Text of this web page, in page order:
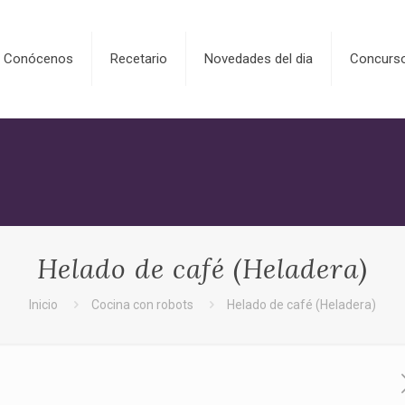
Conócenos Recetario Novedades del dia
Helado de café (Heladera)
Inicio Cocina con robots Helado de café (Heladera)